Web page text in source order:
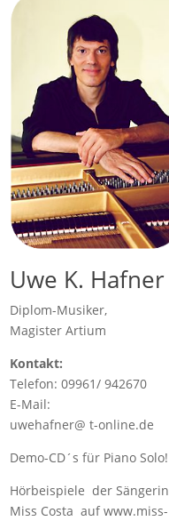
Uwe K. Hafner
Diplom-Musiker,
Magister Artium
Kontakt:
Telefon: 09961/ 942670
E-Mail:
uwehafner@ t-online.de
Demo-CD´s für Piano Solo!
Hörbeispiele der Sängerin
Miss Costa auf www.miss-